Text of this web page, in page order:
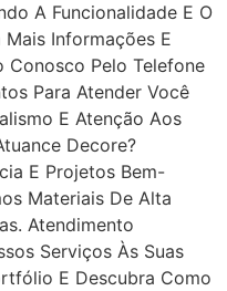
A Funcionalidade E O
Informações E
Conosco Pelo Telefone
Para Atender Você
E Atenção Aos
Decore?
E Projetos Bem-
Materiais De Alta
Atendimento
Serviços Às Suas
E Descubra Como